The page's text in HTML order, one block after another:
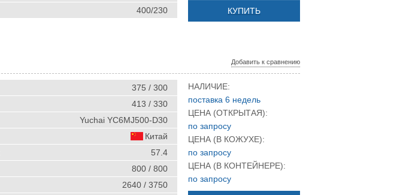
400/230 КУПИТЬ
Добавить к сравнению
375 / 300
413 / 330
Yuchai YC6MJ500-D30
Китай
57.4
800 / 800
2640 / 3750
НАЛИЧИЕ:
поставка 6 недель
ЦЕНА (ОТКРЫТАЯ):
по запросу
ЦЕНА (В КОЖУХЕ):
по запросу
ЦЕНА (В КОНТЕЙНЕРЕ):
по запросу